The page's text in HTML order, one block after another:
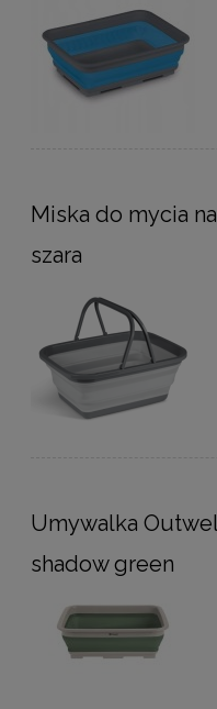
Miska do mycia
szara
Umywalka
shadow green